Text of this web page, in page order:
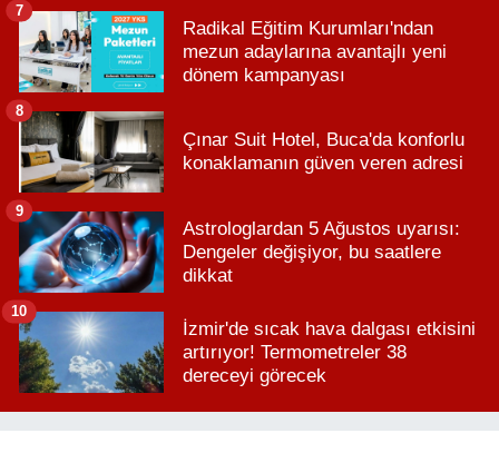
Radikal Eğitim Kurumları'ndan
mezun adaylarına avantajlı yeni
dönem kampanyası
7
Çınar Suit Hotel, Buca'da konforlu
konaklamanın güven veren adresi
8
Astrologlardan 5 Ağustos uyarısı:
Dengeler değişiyor, bu saatlere
dikkat
9
İzmir'de sıcak hava dalgası etkisini
artırıyor! Termometreler 38
dereceyi görecek
10